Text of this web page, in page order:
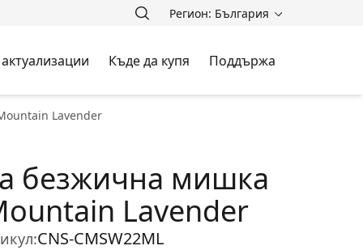
Регион: България
Къде да купя Поддържа
Lavender
безжична мишка
Lavender
CNS-CMSW22ML